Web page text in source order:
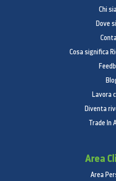
Chi
Dove
Cosa significa
Lavora
Diventa
Trade In
Area
Area